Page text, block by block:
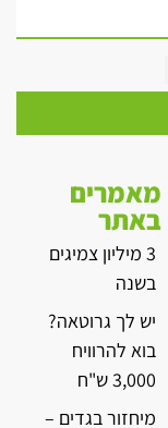
מאמרים
באתר
3 מיליון צמיגים
בשנה
יש לך גרוטאה?
בוא להרוויח
3,000 ש"ח
מיחזור בגדים –